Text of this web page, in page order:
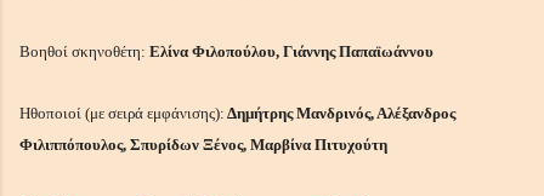
Βοηθοί σκηνοθέτη: Ελίνα Φιλοπούλου, Γιάννης Παπαϊωάννου
Ηθοποιοί (με σειρά εμφάνισης): Δημήτρης Μανδρινός, Αλέξανδρος
Φιλιππόπουλος, Σπυρίδων Ξένος, Μαρβίνα Πιτυχούτη